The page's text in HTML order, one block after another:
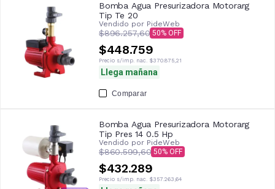
Bomba Agua Presurizadora Motorarg
Tip Te 20
Vendido por PideWeb
$896.257,60 50
$448.759
Precio s/imp. nac. $370.875,21
Llega mañana
Comparar
Bomba Agua Presurizadora Motorarg
Tip Pres 14 0.5 Hp
Vendido por PideWeb
$860.599,60 50
$432.289
Precio s/imp. nac. $357.263,64